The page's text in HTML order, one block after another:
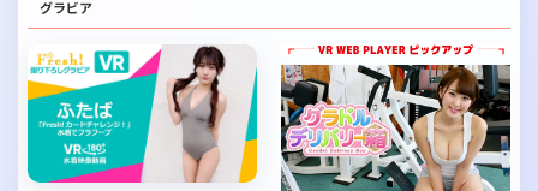
グラビア